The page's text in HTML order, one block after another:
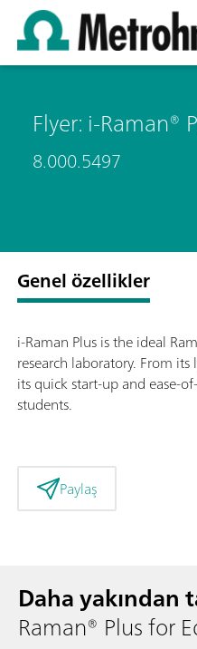
Flyer: i-Raman®
8.000.5497
Genel özellikler
i-Raman Plus is the ideal
research laboratory. From
its quick start-up and ease-
students.
Paylaş
Daha yakından
Raman® Plus for